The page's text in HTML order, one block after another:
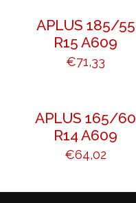
APLUS 185/55
R15 A609
€71,33
APLUS 165/60
R14 A609
€64,02